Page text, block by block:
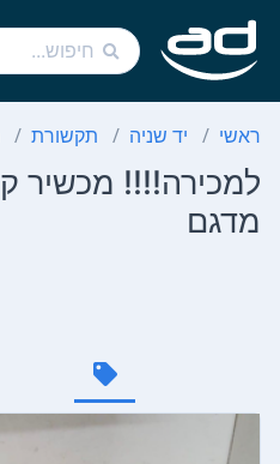
ראשי יד שניה תקשורת
מדגם